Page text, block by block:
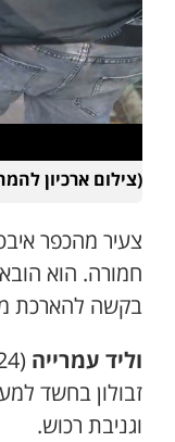
(צילום ארכיון
צעיר מהכפר
חמורה. הוא
בקשה להארכת
וליד עמרייה
זבולון בחשד
וגניבת רכוש.